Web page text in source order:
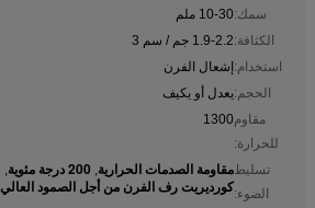
سمك:10-30 ملم
الكثافة:1.9-2.2 جم / سم 3
استخدام:إشعال الفرن
الحجم:يعدل أو يكيف
مقاوم
للحرارة:
1300
تسليط
الضوء:
مقاومة الصدمات الحرارية, 200 درجة مئوية ,
كورديريت رف الفرن من أجل الصمود العالي